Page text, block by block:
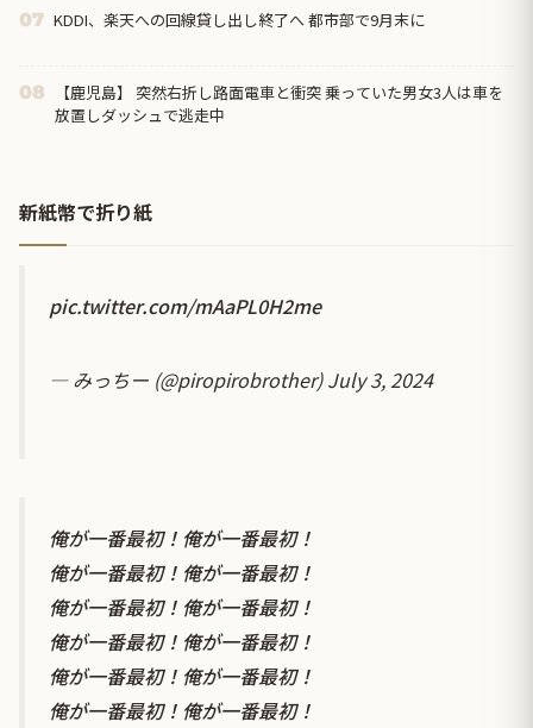
07 KDDI、楽天への回線貸し出し終了へ 都市部で9月末に
08
【鹿児島】 突然右折し路面電車と衝突 乗っていた男女3人は車を
放置しダッシュで逃走中
新紙幣で折り紙
pic.twitter.com/mAaPL0H2me
— みっちー (@piropirobrother)July 3, 2024
俺が一番最初！俺が一番最初！
俺が一番最初！俺が一番最初！
俺が一番最初！俺が一番最初！
俺が一番最初！俺が一番最初！
俺が一番最初！俺が一番最初！
俺が一番最初！俺が一番最初！